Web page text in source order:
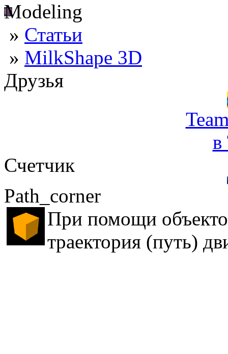
Modeling
» Статьи
» MilkShape 3D
Друзья
в
Счетчик
Path_corner
При помощи
траектория (путь)